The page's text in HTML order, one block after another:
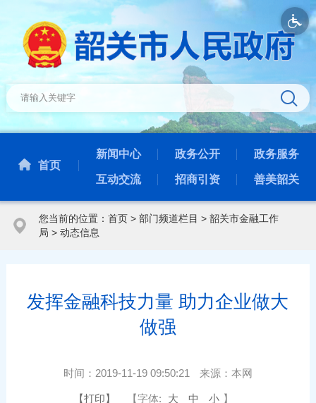
首页
新闻中心 政务公开 政务服务
互动交流 招商引资 善美韶关
您当前的位置： 首页> 部门频道栏目 > 韶关市金融工作
局 > 动态信息
发挥金融科技力量 助力企业做大
做强
时间： 2019-11-19 09:50:21 来源： 本网
【打印】 【字体: 大 中 小 】